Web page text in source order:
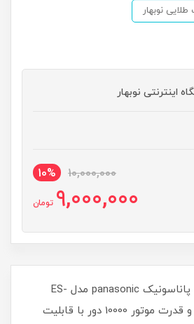
اینترنتی نوبهار
10,000,000
10%
9,000,000 تومان
ماشین اصلاح صورت پاناسونیک panasonic مدل ES-
RT47 دارای سه تیغ و قدرت موتور 10000 دور با قابلیت